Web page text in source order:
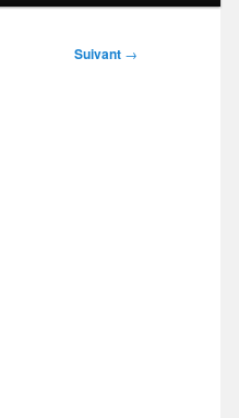
Suivant →